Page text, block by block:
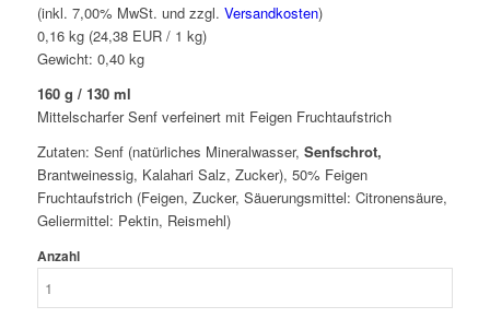
(inkl. 7,00% MwSt. und zzgl. Versandkosten)
0,16 kg (24,38 EUR / 1 kg)
Gewicht: 0,40kg
160 g / 130 ml
Mittelscharfer Senf verfeinert mit Feigen Fruchtaufstrich
Zutaten: Senf (natürliches Mineralwasser, Senfschrot,
Brantweinessig, Kalahari Salz, Zucker), 50% Feigen
Fruchtaufstrich (Feigen, Zucker, Säuerungsmittel: Citronensäure,
Geliermittel: Pektin, Reismehl)
Anzahl